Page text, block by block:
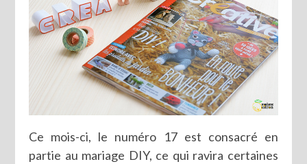
Ce mois-ci, le numéro 17 est consacré en
partie au mariage DIY, ce qui ravira certaines